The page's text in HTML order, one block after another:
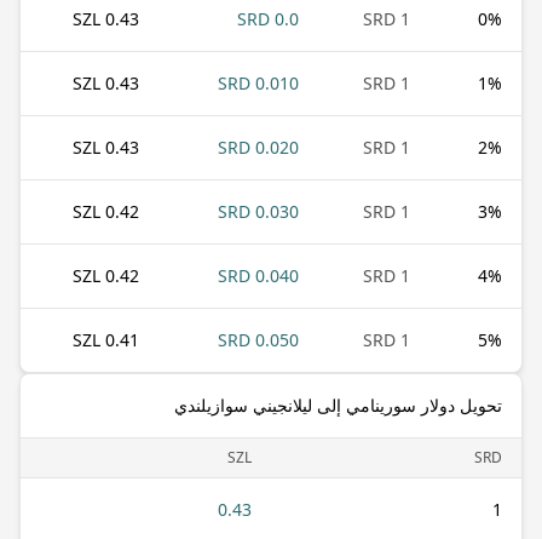
0%
1 SRD
0.0 SRD
0.43 SZL
1%
1 SRD
0.010 SRD
0.43 SZL
2%
1 SRD
0.020 SRD
0.43 SZL
3%
1 SRD
0.030 SRD
0.42 SZL
4%
1 SRD
0.040 SRD
0.42 SZL
5%
1 SRD
0.050 SRD
0.41 SZL
تحويل دولار سورينامي إلى ليلانجيني سوازيلندي
SRD
SZL
1
0.43